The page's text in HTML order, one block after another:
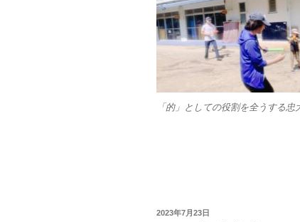
「的」としての役割を全うする忠
投
2023年7月23日